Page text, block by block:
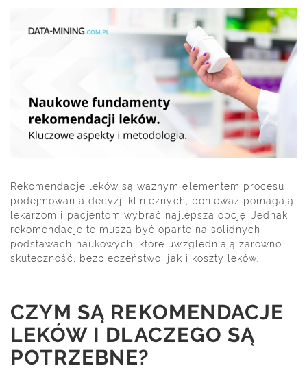
Rekomendacje leków są ważnym elementem procesu
podejmowania decyzji klinicznych, ponieważ pomagają
lekarzom i pacjentom wybrać najlepszą opcję. Jednak
rekomendacje te muszą być oparte na solidnych
podstawach naukowych, które uwzględniają zarówno
skuteczność, bezpieczeństwo, jak i koszty leków.
CZYM SĄ REKOMENDACJE
LEKÓW I DLACZEGO SĄ
POTRZEBNE?